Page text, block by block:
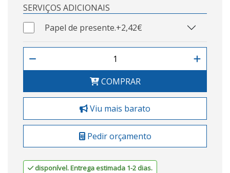
SERVIÇOS ADICIONAIS
Papel de presente.+2,42€
COMPRAR
Viu mais barato
Pedir orçamento
disponível. Entrega estimada 1-2 dias.